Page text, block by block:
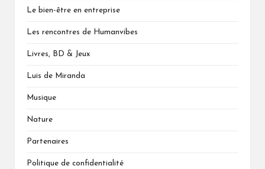
Le bien-être en entreprise
Les rencontres de Humanvibes
Livres, BD & Jeux
Luis de Miranda
Musique
Nature
Partenaires
Politique de confidentialité